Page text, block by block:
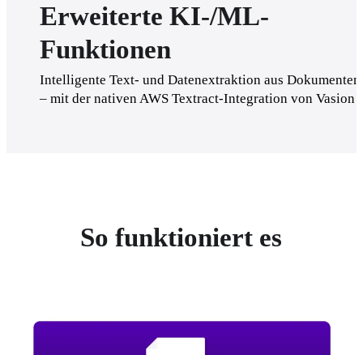
Erweiterte KI-/ML-
Funktionen
Intelligente Text- und Datenextraktion aus Dokumenten
– mit der nativen AWS Textract-Integration von Vasion
So funktioniert es